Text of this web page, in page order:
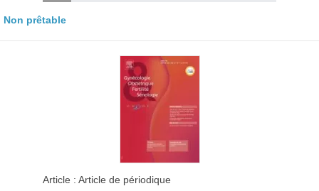
Non prêtable
Article : Article de périodique